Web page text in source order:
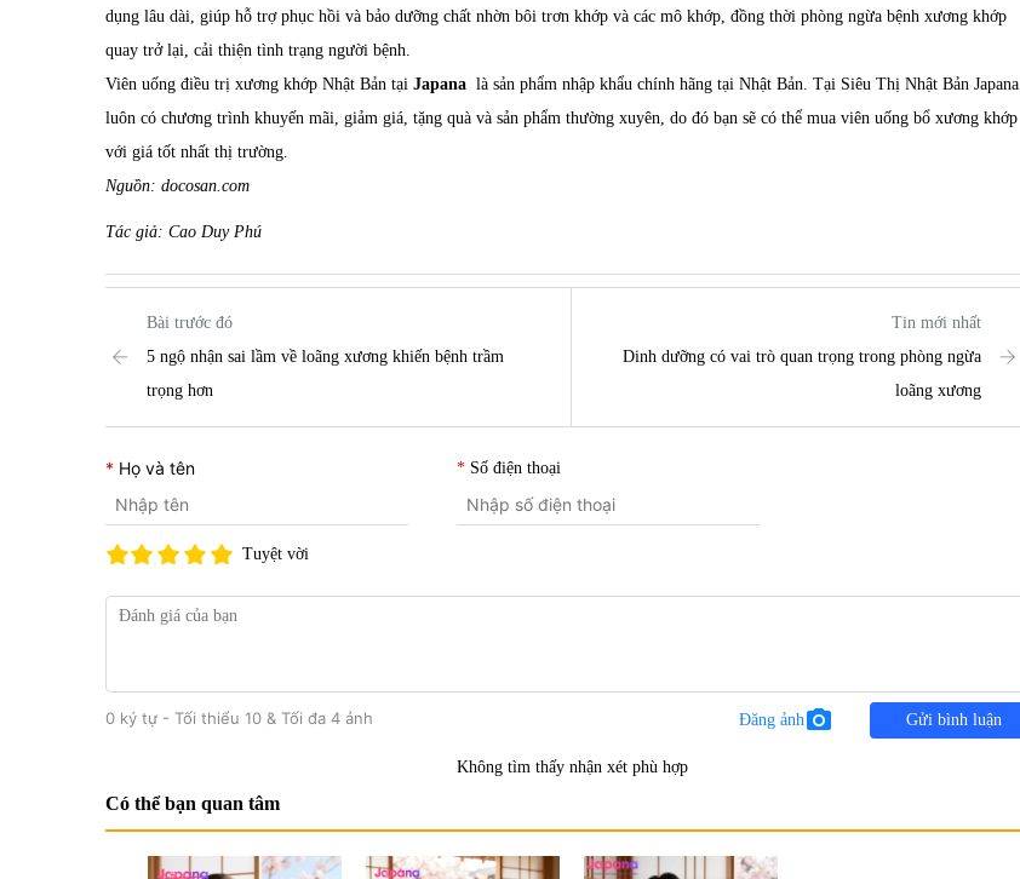
dụng lâu dài, giúp hỗ trợ phục hồi và bảo dưỡng chất nhờn bôi trơn khớp và các mô khớp, đồng thời phòng ngừa bệnh xương khớp
quay trở lại, cải thiện tình trạng người bệnh.
Viên uống điều trị xương khớp Nhật Bản tại Japana là sản phẩm nhập khẩu chính hãng tại Nhật Bản. Tại Siêu Thị Nhật Bản Japana
luôn có chương trình khuyến mãi, giảm giá, tặng quà và sản phẩm thường xuyên, do đó bạn sẽ có thể mua viên uống bổ xương khớp
với giá tốt nhất thị trường.
Nguồn: docosan.com
Tác giả: Cao Duy Phú
Bài trước đó
5 ngộ nhận sai lầm về loãng xương khiến bệnh trầm
trọng hơn
Tin mới nhất
Dinh dưỡng có vai trò quan trọng trong phòng ngừa
loãng xương
Họ và tên Số điện thoại
Tuyệt vời
0 ký tự - Tối thiểu 10 & Tối đa 4 ảnh Đăng ảnh photo_camera Gửi bình luận
Không tìm thấy nhận xét phù hợp
Có thể bạn quan tâm